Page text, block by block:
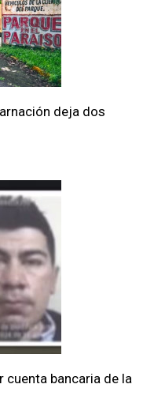
deja dos
cuenta bancaria de la